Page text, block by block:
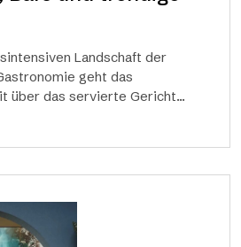
Landschaft der
geht das
über das servierte Gericht...